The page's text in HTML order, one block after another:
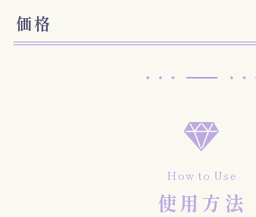
価格
How to Use
使用方法